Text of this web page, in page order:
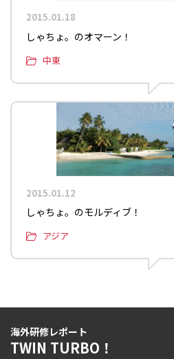
2015.01.18
しゃちょ。のオマーン！
中東
2015.01.12
しゃちょ。のモルディブ！
アジア
海外研修レポート
TWIN TURBO！